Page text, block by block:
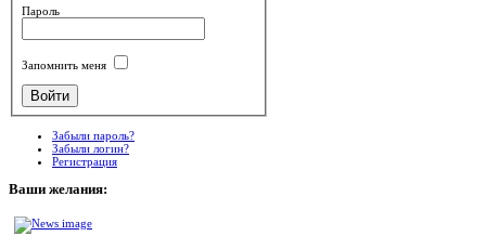
Пароль
Запомнить меня
Забыли пароль?
Забыли логин?
Регистрация
Ваши желания: